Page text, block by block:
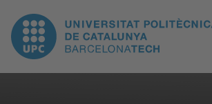
UPC.
Universitat